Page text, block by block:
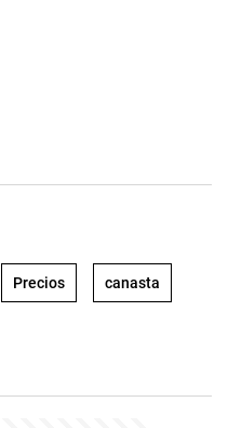
Precios canasta